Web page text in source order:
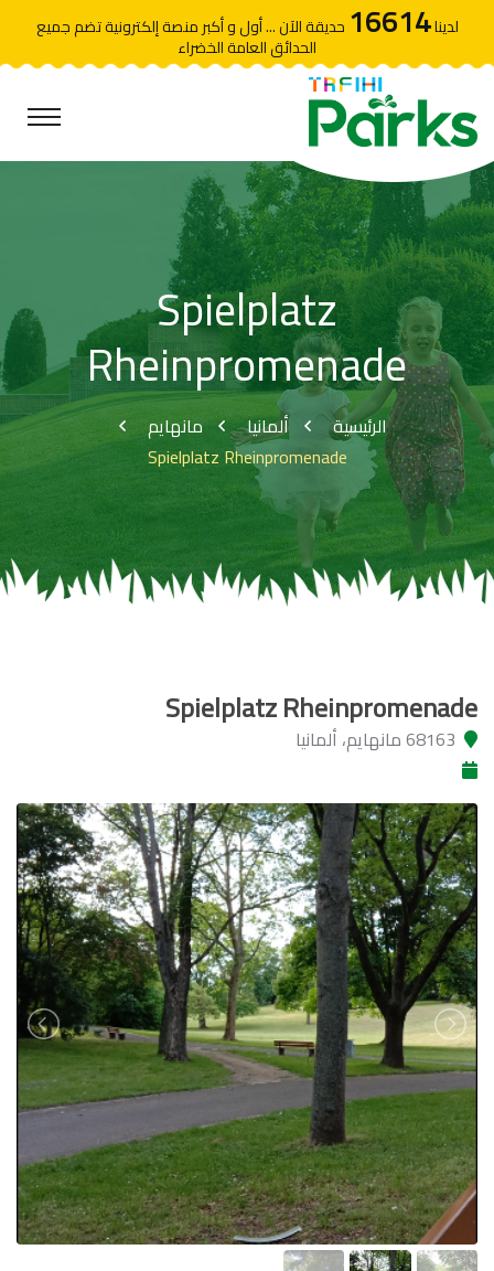
لدينا16614 حديقة الآن ... أول و أكبر منصة إلكترونية تضم جميع
الحدائق العامة الخضراء
Spielplatz
Rheinpromenade
الرئيسية ألمانيا
مانهايم
Spielplatz Rheinpromenade
Spielplatz Rheinpromenade
68163 مانهايم، ألمانيا